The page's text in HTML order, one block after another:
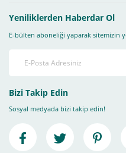
Yeniliklerden Haberdar Ol
E-bülten aboneliği yaparak sitemizin
Bizi Takip Edin
Sosyal medyada bizi takip edin!